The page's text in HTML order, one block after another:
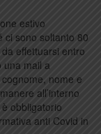
estivo
ci sono soltanto 80
effettuarsi entro
una mail a
nome e
all’interno
obbligatorio
anti Covid in